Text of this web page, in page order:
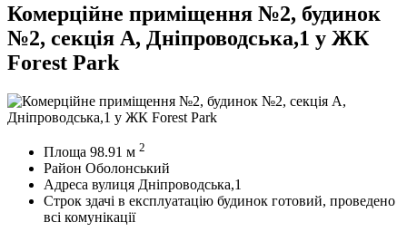
Комерційне приміщення №2, будинок
№2, секція A, Дніпроводська,1 у ЖК
Forest Park
Площа 98.91 м 2
Район Оболонський
Адреса вулиця Дніпроводська,1
Строк здачі в експлуатацію будинок готовий, проведено
всі комунікації